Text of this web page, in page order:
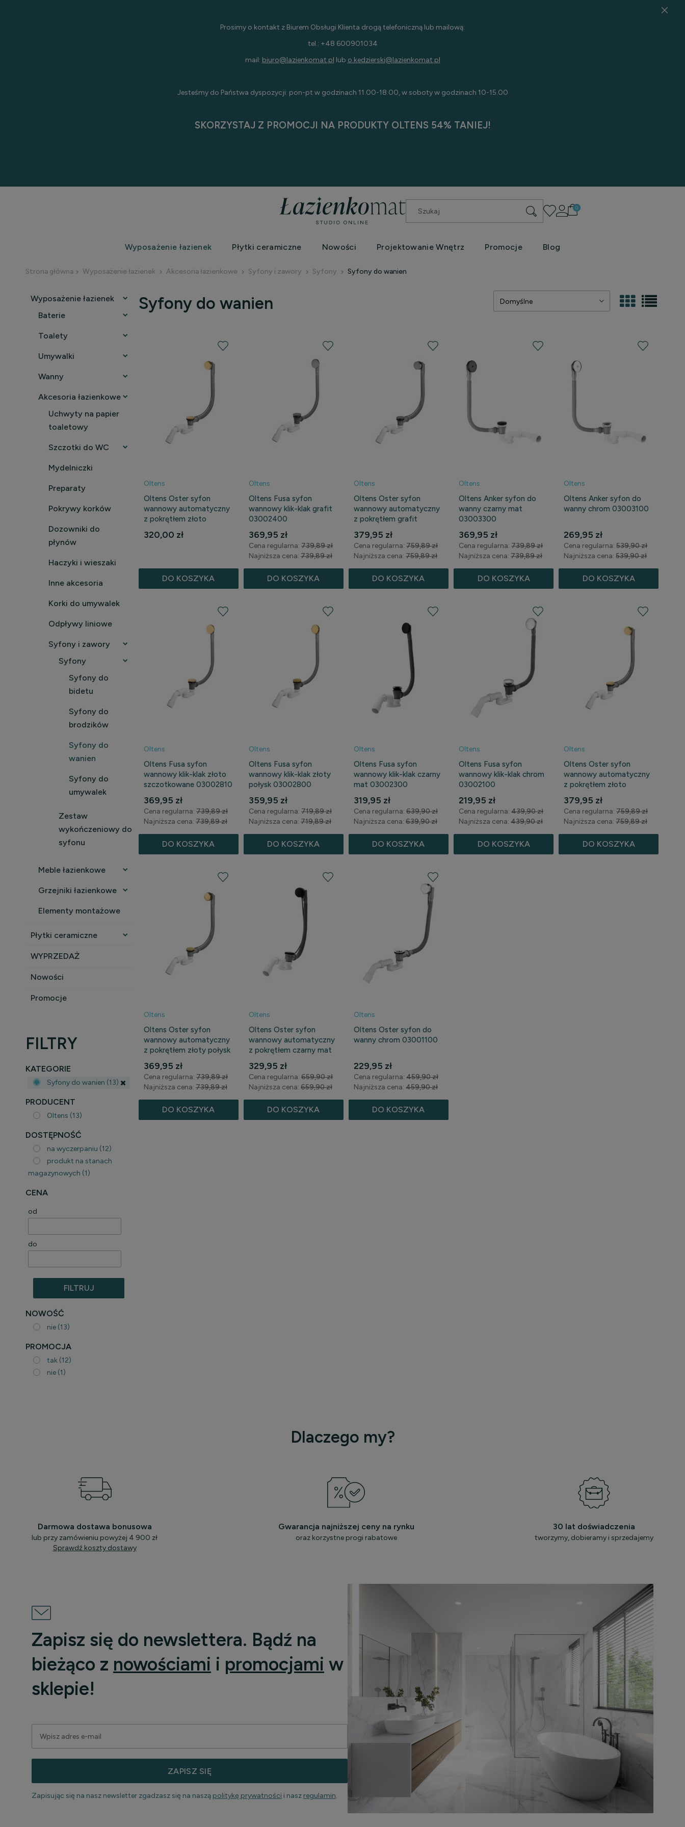
Prosimy o kontakt z Biurem Obsługi Klienta drogą telefoniczną lub mailową:
tel.: +48 600901034
mail: biuro@lazienkomat.pl lub o.kedzierski@lazienkomat.pl
Jesteśmy do Państwa dyspozycji: pon-pt w godzinach 11.00-18.00, w soboty w godzinach 10-15.00
SKORZYSTAJ Z PROMOCJI NA PRODUKTY OLTENS 54% TANIEJ!
Wyposażenie łazienek Płytki ceramiczne Nowości Projektowanie Wnętrz Promocje Blog
Strona główna Wyposażenie łazienek Akcesoria łazienkowe Syfony i zawory Syfony Syfony do wanien
Wyposażenie łazienek
Baterie
Toalety
Umywalki
Wanny
Akcesoria łazienkowe
Uchwyty na papier
toaletowy
Szczotki do WC
Mydelniczki
Preparaty
Pokrywy korków
Dozowniki do
płynów
Haczyki i wieszaki
Inne akcesoria
Korki do umywalek
Odpływy liniowe
Syfony i zawory
Syfony
Syfony do
bidetu
Syfony do
brodzików
Syfony do
wanien
Syfony do
umywalek
Zestaw
wykończeniowy do
syfonu
Meble łazienkowe
Grzejniki łazienkowe
Elementy montażowe
Płytki ceramiczne
WYPRZEDAŻ
Nowości
Promocje
FILTRY
KATEGORIE
Syfony do wanien (13)
PRODUCENT
Oltens (13)
DOSTĘPNOŚĆ
na wyczerpaniu (12)
produkt na stanach
magazynowych (1)
CENA
od
do
FILTRUJ
PRODUKTY
NOWOŚĆ
nie (13)
PROMOCJA
tak (12)
nie (1)
Syfony do wanien
Oltens
Oltens Oster syfon
wannowy automatyczny
z pokrętłem złoto
szczotkowane
WYPRZEDAŻ
320,00 zł
DO KOSZYKA
Oltens
Oltens Fusa syfon
wannowy klik-klak grafit
03002400
369,95 zł
Cena regularna: 739,89 zł
Najniższa cena: 739,89 zł
DO KOSZYKA
Oltens
Oltens Oster syfon
wannowy automatyczny
z pokrętłem grafit
03001400
379,95 zł
Cena regularna:759,89 zł
Najniższa cena:759,89 zł
DO KOSZYKA
Oltens
Oltens Anker syfon do
wanny czarny mat
03003300
369,95 zł
Cena regularna:739,89 zł
Najniższa cena:739,89 zł
DO KOSZYKA
Oltens
Oltens Anker syfon do
wanny chrom 03003100
269,95 zł
Cena regularna:539,90 zł
Najniższa cena:539,90 zł
DO KOSZYKA
Oltens
Oltens Fusa syfon
wannowy klik-klak złoto
szczotkowane 03002810
369,95 zł
Cena regularna: 739,89 zł
Najniższa cena: 739,89 zł
DO KOSZYKA
Oltens
Oltens Fusa syfon
wannowy klik-klak złoty
połysk 03002800
359,95 zł
Cena regularna: 719,89 zł
Najniższa cena: 719,89 zł
DO KOSZYKA
Oltens
Oltens Fusa syfon
wannowy klik-klak czarny
mat 03002300
319,95 zł
Cena regularna:639,90 zł
Najniższa cena:639,90 zł
DO KOSZYKA
Oltens
Oltens Fusa syfon
wannowy klik-klak chrom
03002100
219,95 zł
Cena regularna:439,90 zł
Najniższa cena:439,90 zł
DO KOSZYKA
Oltens
Oltens Oster syfon
wannowy automatyczny
z pokrętłem złoto
szczotkowane 03001810
379,95 zł
Cena regularna:759,89 zł
Najniższa cena:759,89 zł
DO KOSZYKA
Oltens
Oltens Oster syfon
wannowy automatyczny
z pokrętłem złoty połysk
369,95 zł
Cena regularna: 739,89 zł
Najniższa cena: 739,89 zł
DO KOSZYKA
Oltens
Oltens Oster syfon
wannowy automatyczny
z pokrętłem czarny mat
329,95 zł
Cena regularna: 659,90 zł
Najniższa cena: 659,90 zł
DO KOSZYKA
Oltens
Oltens Oster syfon do
wanny chrom 03001100
229,95 zł
Cena regularna:459,90 zł
Najniższa cena:459,90 zł
DO KOSZYKA
Dlaczego my?
Darmowa dostawa bonusowa
lub przy zamówieniu powyżej 4 900 zł
Sprawdź koszty dostawy
Gwarancja najniższej ceny na rynku
oraz korzystne progi rabatowe
30 lat doświadczenia
tworzymy, dobieramy i sprzedajemy
Zapisz się do newslettera. Bądź na
bieżąco z nowościami i promocjami w
sklepie!
ZAPISZ SIĘ
Zapisując się na nasz newsletter zgadzasz się na naszą politykę prywatności i nasz regulamin.